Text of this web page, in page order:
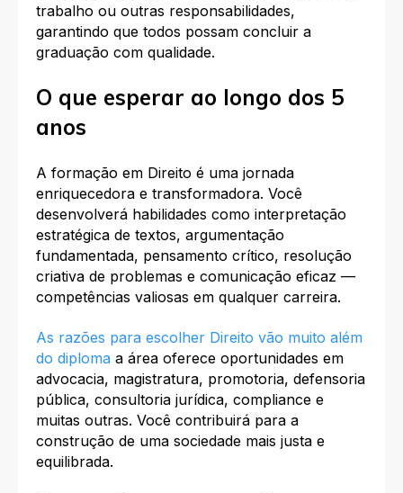
trabalho ou outras responsabilidades,
garantindo que todos possam concluir a
graduação com qualidade.​
O que esperar ao longo dos 5
anos
A formação em Direito é uma jornada
enriquecedora e transformadora. Você
desenvolverá habilidades como interpretação
estratégica de textos, argumentação
fundamentada, pensamento crítico, resolução
criativa de problemas e comunicação eficaz —
competências valiosas em qualquer carreira.
As razões para escolher Direito vão muito além
do diploma a área oferece oportunidades em
advocacia, magistratura, promotoria, defensoria
pública, consultoria jurídica, compliance e
muitas outras. Você contribuirá para a
construção de uma sociedade mais justa e
equilibrada.